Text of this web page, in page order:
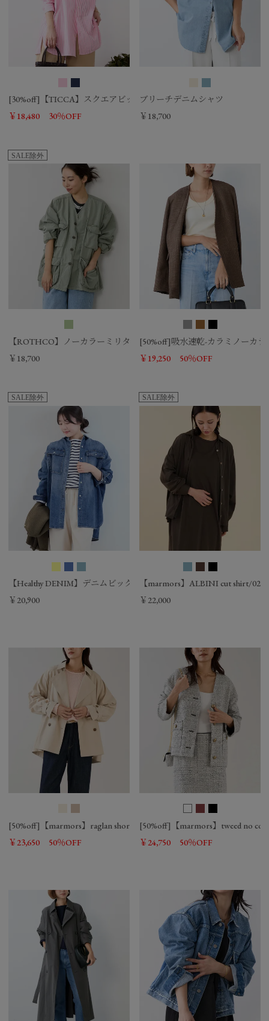
[30%off]【TICCA】スクエアビッグシャツ
￥18,480
30％OFF
ブリーチデニムシャツ
￥18,700
SALE除外
【ROTHCO】ノーカラーミリタリージャケット
￥18,700
[50%off]吸水速乾-カラミノーカラ
￥19,250
50％OFF
SALE除外
【Healthy DENIM】デニムビックシャツ-Almond Super big shirt
￥20,900
SALE除外
【marmors】ALBINI cut shirt/
￥22,000
[50%off]【marmors】raglan short trench coat
￥23,650
50％OFF
[50%off]【marmors】tweed no
￥24,750
50％OFF